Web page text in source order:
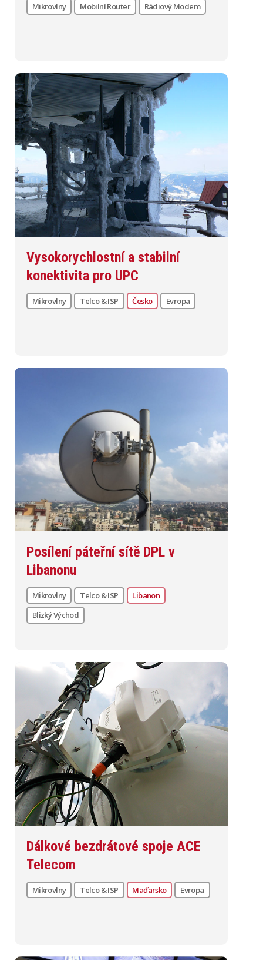
Mikrovlny Mobilní Router Rádiový Modem
Vysokorychlostní a stabilní
konektivita pro UPC
Mikrovlny Telco & ISP Česko Evropa
Posílení páteřní sítě DPL v
Libanonu
Mikrovlny Telco & ISP
Libanon
Blizký Východ
Dálkové bezdrátové spoje ACE
Telecom
Mikrovlny Telco & ISP Maďarsko Evropa